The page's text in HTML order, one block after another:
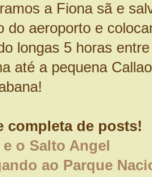
a Fiona sã e
do aeroporto e
longas 5 horas
até a pequena
completa de posts!
o Salto Angel
ao Parque